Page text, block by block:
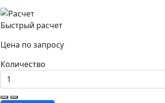
Быстрый расчет
Цена по запросу
Количество